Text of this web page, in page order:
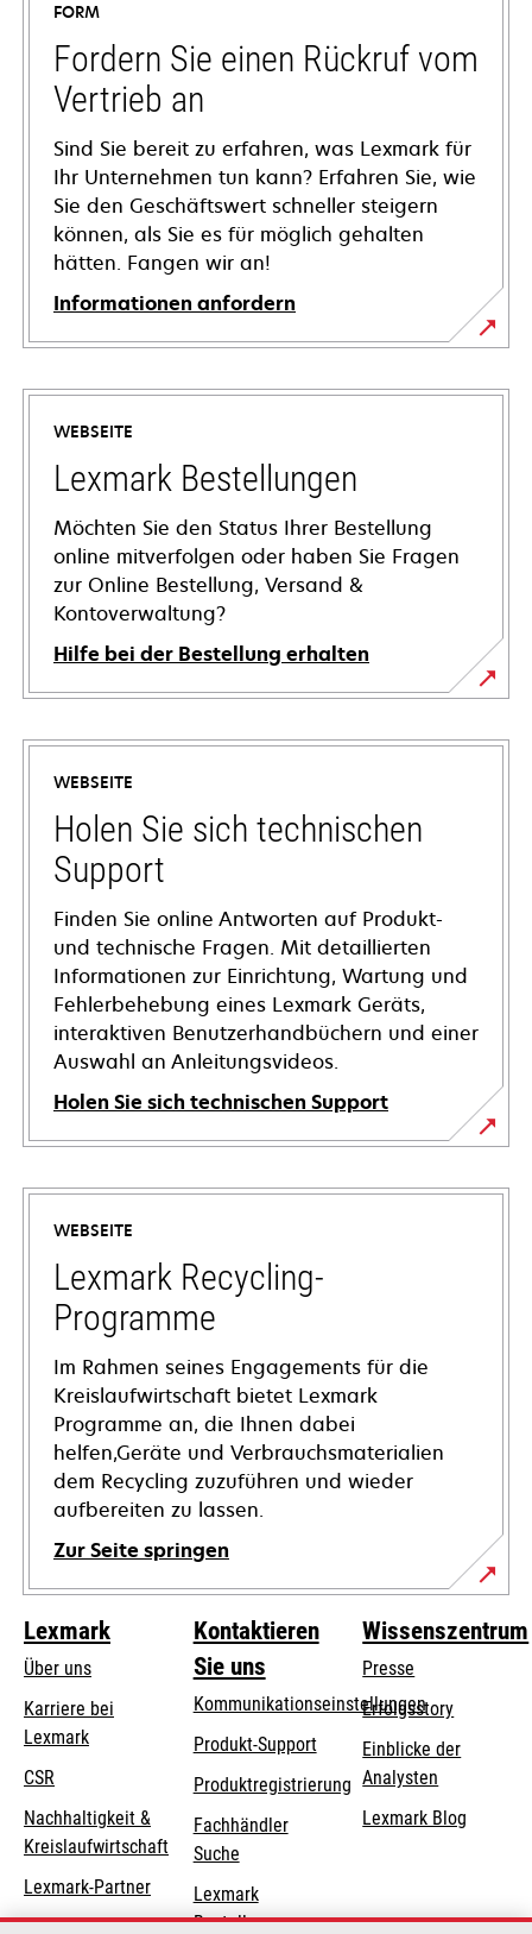
FORM
Fordern Sie einen Rückruf vom
Vertrieb an
Sind Sie bereit zu erfahren, was Lexmark für
Ihr Unternehmen tun kann? Erfahren Sie, wie
Sie den Geschäftswert schneller steigern
können, als Sie es für möglich gehalten
hätten. Fangen wir an!
Informationen anfordern
WEBSEITE
Lexmark Bestellungen
Möchten Sie den Status Ihrer Bestellung
online mitverfolgen oder haben Sie Fragen
zur Online Bestellung, Versand &
Kontoverwaltung?
Hilfe bei der Bestellung erhalten
WEBSEITE
Holen Sie sich technischen
Support
Finden Sie online Antworten auf Produkt-
und technische Fragen. Mit detaillierten
Informationen zur Einrichtung, Wartung und
Fehlerbehebung eines Lexmark Geräts,
interaktiven Benutzerhandbüchern und einer
Auswahl an Anleitungsvideos.
Holen Sie sich technischen Support
wird
in
neuen
Registerkarte
geöffnet
WEBSEITE
Lexmark Recycling-
Programme
Im Rahmen seines Engagements für die
Kreislaufwirtschaft bietet Lexmark
Programme an, die Ihnen dabei
helfen,Geräte und Verbrauchsmaterialien
dem Recycling zuzuführen und wieder
aufbereiten zu lassen.
Zur Seite springen
Lexmark
Über uns
Karriere bei
Lexmark
CSR
Nachhaltigkeit &
Kreislaufwirtschaft
Lexmark-Partner
Kontaktieren
Sie uns
Kommunikationseinstellungen
wird
in
einer
neuen
Registerkarte
geöffnet
Produkt-Supportwird
einer
neuen
Produktregistrierung
Fachhändler
Suche
Lexmark
Bestellungen
Wissenszentrum
Presse
Erfolgsstory
Einblicke der
Analysten
Lexmark Blog